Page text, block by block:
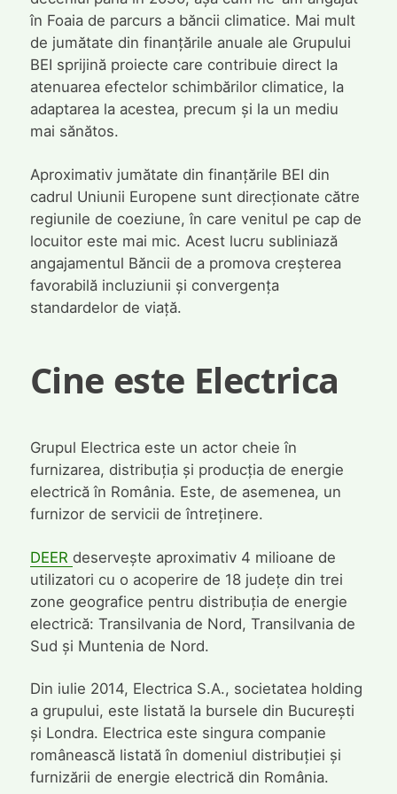
în Foaia de parcurs a băncii climatice. Mai mult
de jumătate din finanțările anuale ale Grupului
BEI sprijină proiecte care contribuie direct la
atenuarea efectelor schimbărilor climatice, la
adaptarea la acestea, precum și la un mediu
mai sănătos.
Aproximativ jumătate din finanțările BEI din
cadrul Uniunii Europene sunt direcționate către
regiunile de coeziune, în care venitul pe cap de
locuitor este mai mic. Acest lucru subliniază
angajamentul Băncii de a promova creșterea
favorabilă incluziunii și convergența
standardelor de viață.
Cine este Electrica
Grupul Electrica este un actor cheie în
furnizarea, distribuția și producția de energie
electrică în România. Este, de asemenea, un
furnizor de servicii de întreținere.
DEER deservește aproximativ 4 milioane de
utilizatori cu o acoperire de 18 județe din trei
zone geografice pentru distribuția de energie
electrică: Transilvania de Nord, Transilvania de
Sud și Muntenia de Nord.
Din iulie 2014, Electrica S.A., societatea holding
a grupului, este listată la bursele din București
și Londra. Electrica este singura companie
românească listată în domeniul distribuției și
furnizării de energie electrică din România.